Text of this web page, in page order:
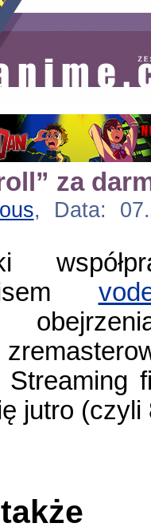
za
, Data:
jutro (czyli